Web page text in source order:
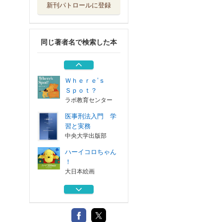
新刊パトロールに登録
同じ著者名で検索した本
コロちゃんのがっ
評論社
コロちゃんのだれ
だろう？
評論社
Ｗｈｅｒｅ’ｓ
Ｓｐｏｔ？
ラボ教育センター
医事刑法入門 学
習と実務
中央大学出版部
ハーイコロちゃん
！
大日本絵画
コロちゃんのがっ
評論社